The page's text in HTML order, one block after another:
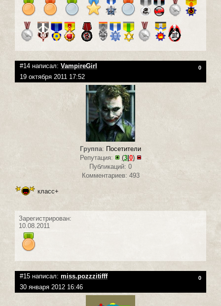
#14 написал: VampireGirl 0
19 октября 2011 17:52
Группа: Посетители
Репутация:
(3|0)
Публикаций: 0
Комментариев: 493
класс+
Зарегистрирован:
10.08.2011
#15 написал: miss.pozzzitifff 0
30 января 2012 16:46